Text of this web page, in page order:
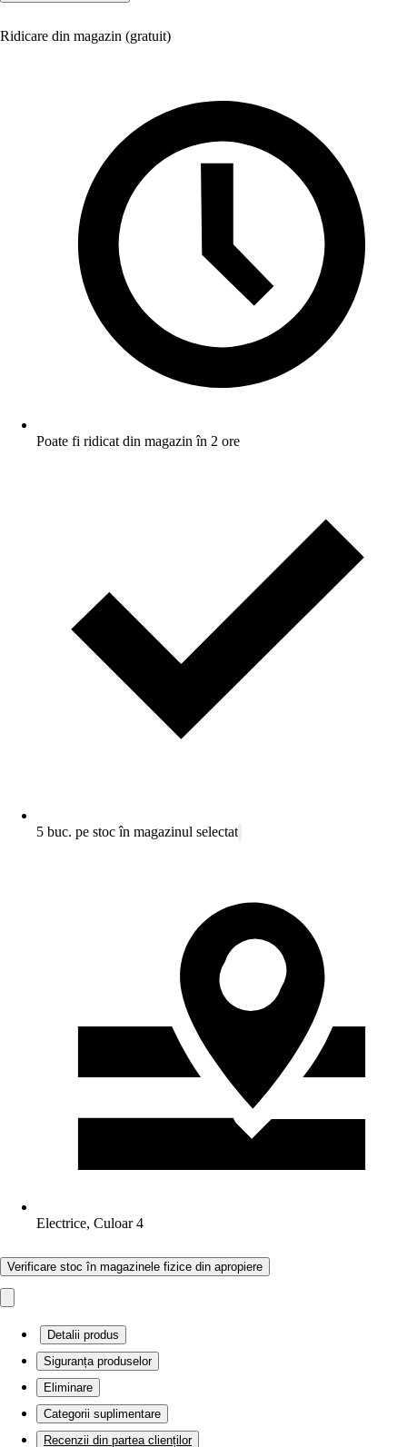
Ridicare din magazin (gratuit)
Poate fi ridicat din magazin în 2 ore
5 buc. pe stoc în magazinul selectat
Electrice, Culoar 4
Verificare stoc în magazinele fizice din apropiere
Detalii produs
Siguranța produselor
Eliminare
Categorii suplimentare
Recenzii din partea clienților